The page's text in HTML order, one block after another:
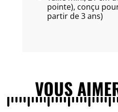
pointe), conçu
partir de 3 ans)
VOUS